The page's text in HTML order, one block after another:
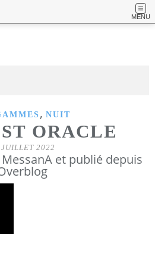
MENU
, NUIT
ORACLE
2022
et publié depuis